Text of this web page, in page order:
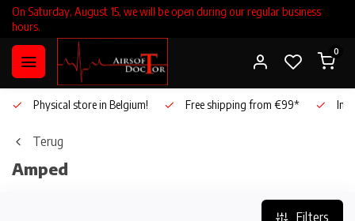
On Saturday, August 15, we will be open during our regular business
hours.
0
Physical store in Belgium! Free shipping from €99*
Terug
Amped
Filters